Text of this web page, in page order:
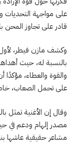
على مواجهة التحديات
قادر على تجاوز المحن
وكشف مازن فيطر،
بالنسبة له، حيث أهداها
والقوة والعطاء،
على تحمل الصعاب،
وقال إن الأغنية تمثل
مصدر إلهام ودعم في
مشاعر حقيقية عاشها